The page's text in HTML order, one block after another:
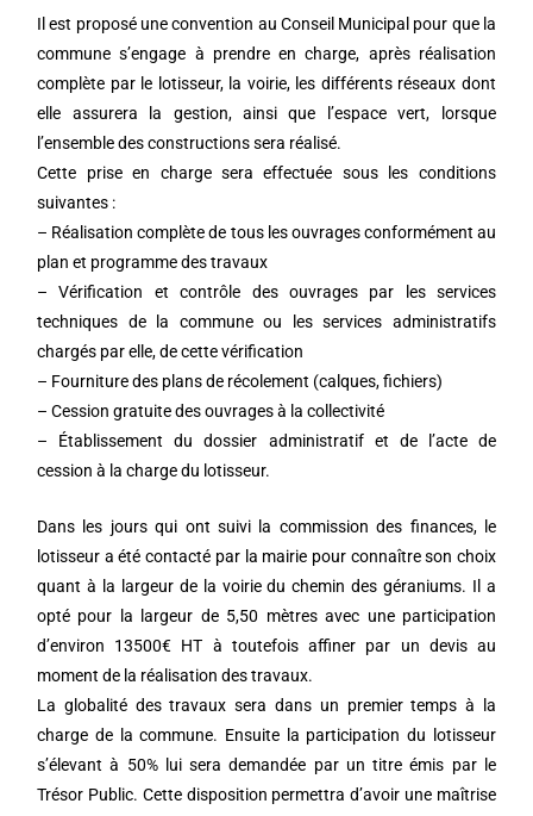
Il est proposé une convention au Conseil Municipal pour que la
commune s’engage à prendre en charge, après réalisation
complète par le lotisseur, la voirie, les différents réseaux dont
elle assurera la gestion, ainsi que l’espace vert, lorsque
l’ensemble des constructions sera réalisé.
Cette prise en charge sera effectuée sous les conditions
suivantes :
– Réalisation complète de tous les ouvrages conformément au
plan et programme des travaux
– Vérification et contrôle des ouvrages par les services
techniques de la commune ou les services administratifs
chargés par elle, de cette vérification
– Fourniture des plans de récolement (calques, fichiers)
– Cession gratuite des ouvrages à la collectivité
– Établissement du dossier administratif et de l’acte de
cession à la charge du lotisseur.
Dans les jours qui ont suivi la commission des finances, le
lotisseur a été contacté par la mairie pour connaître son choix
quant à la largeur de la voirie du chemin des géraniums. Il a
opté pour la largeur de 5,50 mètres avec une participation
d’environ 13500€ HT à toutefois affiner par un devis au
moment de la réalisation des travaux.
La globalité des travaux sera dans un premier temps à la
charge de la commune. Ensuite la participation du lotisseur
s’élevant à 50% lui sera demandée par un titre émis par le
Trésor Public. Cette disposition permettra d’avoir une maîtrise